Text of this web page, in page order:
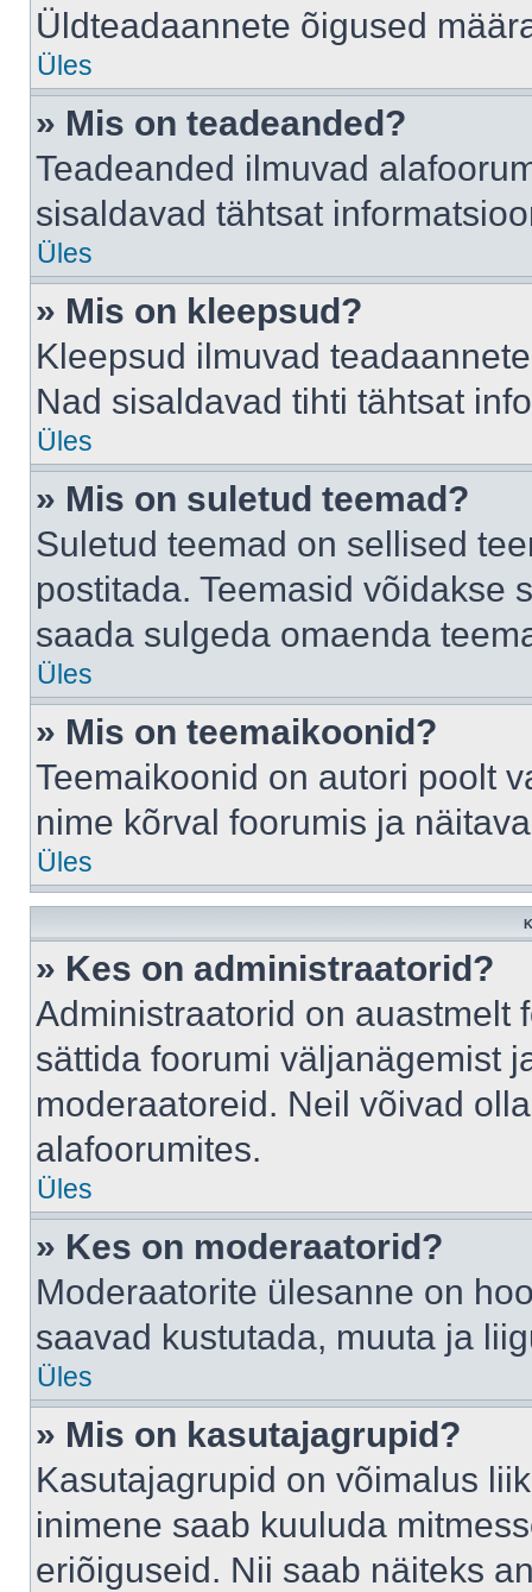
Üldteadaannete õigused
Üles
» Mis on teadeanded?
Teadeanded ilmuvad
sisaldavad tähtsat
Üles
» Mis on kleepsud?
Kleepsud ilmuvad
Nad sisaldavad tihti tähtsat
Üles
» Mis on suletud teemad?
Suletud teemad on sellised
postitada. Teemasid võidakse
saada sulgeda omaenda
Üles
» Mis on teemaikoonid?
Teemaikoonid on autori poolt
nime kõrval foorumis ja
Üles
» Kes on administraatorid?
Administraatorid on auastmelt
sättida foorumi väljanägemist
moderaatoreid. Neil võivad
alafoorumites.
Üles
» Kes on moderaatorid?
Moderaatorite ülesanne on
saavad kustutada, muuta ja
Üles
» Mis on kasutajagrupid?
Kasutajagrupid on võimalus
inimene saab kuuluda
eriõiguseid. Nii saab näiteks